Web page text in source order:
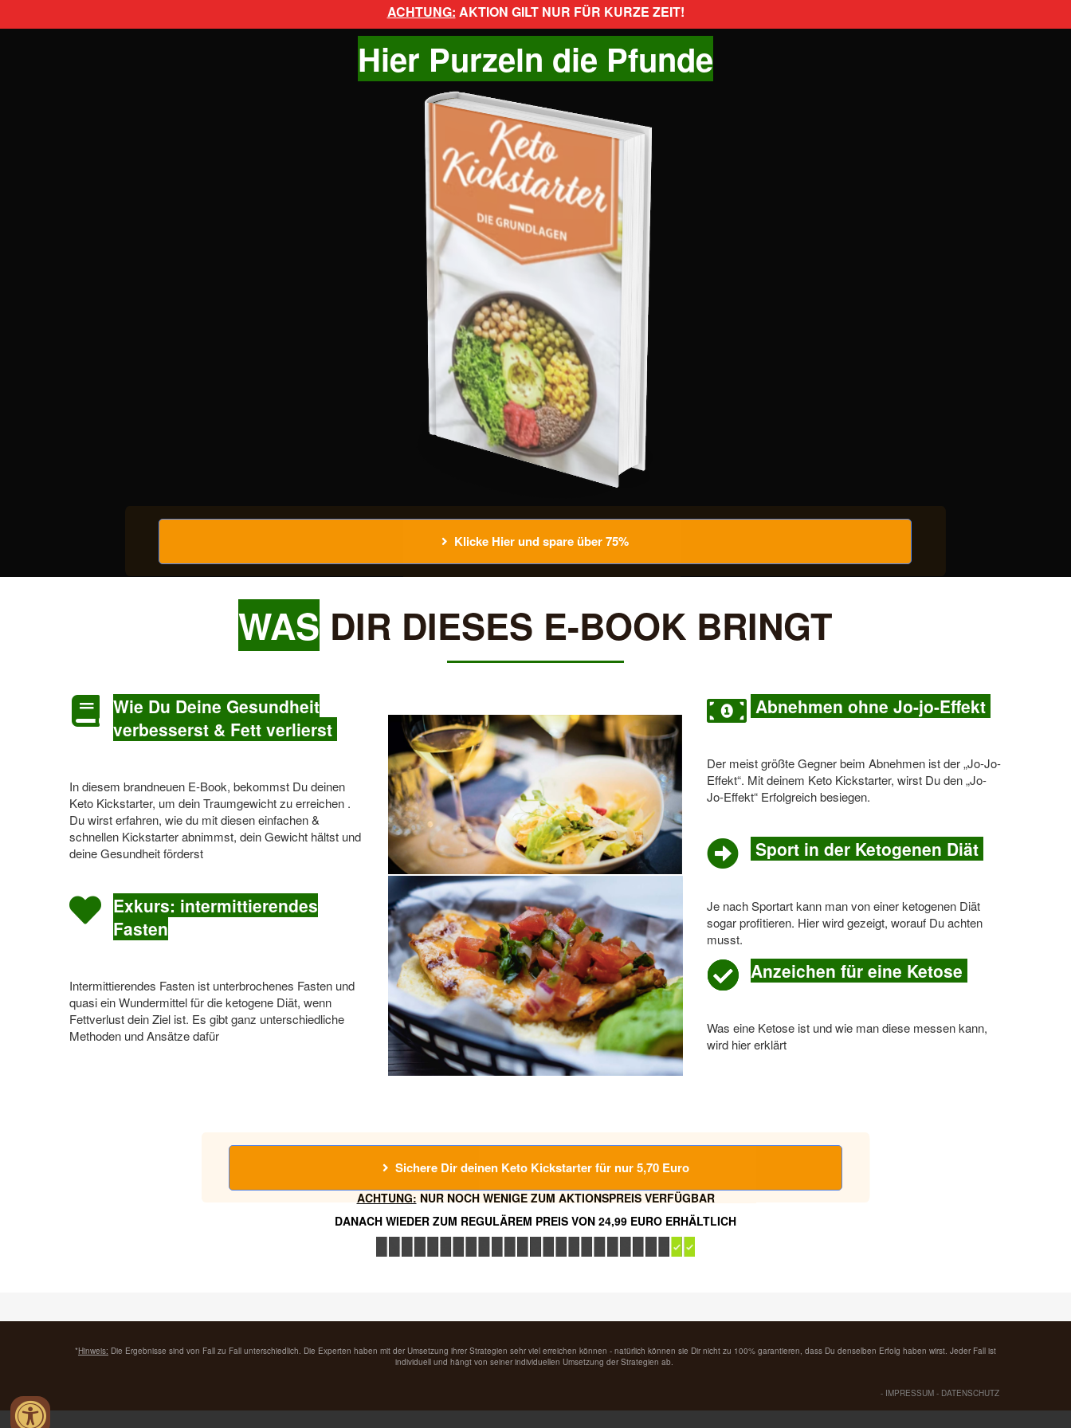
ACHTUNG: AKTION GILT NUR FÜR KURZE ZEIT!
Hier Purzeln die Pfunde
Klicke Hier und spare über 75%
WAS DIR DIESES E-BOOK BRINGT
Wie Du Deine Gesundheit
verbesserst & Fett verlierst
In diesem brandneuen E-Book, bekommst Du deinen
Keto Kickstarter, um dein Traumgewicht zu erreichen .
Du wirst erfahren, wie du mit diesen einfachen &
schnellen Kickstarter abnimmst, dein Gewicht hältst und
deine Gesundheit förderst
Exkurs: intermittierendes
Fasten
Intermittierendes Fasten ist unterbrochenes Fasten und
quasi ein Wundermittel für die ketogene Diät, wenn
Fettverlust dein Ziel ist. Es gibt ganz unterschiedliche
Methoden und Ansätze dafür
Abnehmen ohne Jo-jo-Effekt
Der meist größte Gegner beim Abnehmen ist der „Jo-Jo-
Effekt“. Mit deinem Keto Kickstarter, wirst Du den „Jo-
Jo-Effekt“ Erfolgreich besiegen.
Sport in der Ketogenen Diät
Je nach Sportart kann man von einer ketogenen Diät
sogar profitieren. Hier wird gezeigt, worauf Du achten
musst.
Anzeichen für eine Ketose
Was eine Ketose ist und wie man diese messen kann,
wird hier erklärt
Sichere Dir deinen Keto Kickstarter für nur 5,70 Euro
ACHTUNG: NUR NOCH WENIGE ZUM AKTIONSPREIS VERFÜGBAR
DANACH WIEDER ZUM REGULÄREM PREIS VON 24,99 EURO ERHÄLTLICH
*Hinweis: Die Ergebnisse sind von Fall zu Fall unterschiedlich. Die Experten haben mit der Umsetzung ihrer Strategien sehr viel erreichen können - natürlich können sie Dir nicht zu 100% garantieren, dass Du denselben Erfolg haben wirst. Jeder Fall ist
individuell und hängt von seiner individuellen Umsetzung der Strategien ab.
- IMPRESSUM - DATENSCHUTZ